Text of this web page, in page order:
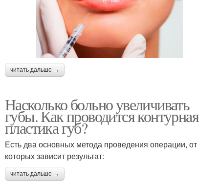
читать дальше →
Насколько больно увеличивать
губы. Как проводится контурная
пластика губ?
Есть два основных метода проведения операции, от
которых зависит результат:
читать дальше →